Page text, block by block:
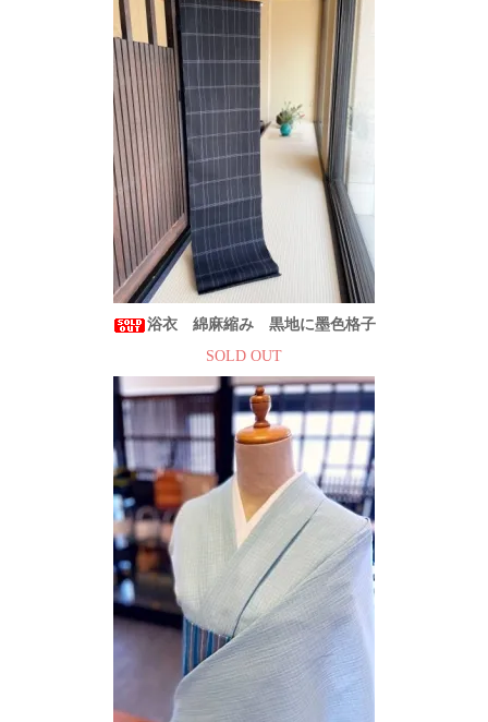
浴衣 綿麻縮み 黒地に墨色格子
SOLD OUT